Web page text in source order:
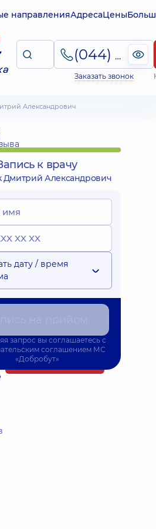
направленияАдресаЦены
(044) 495-2-888
Заказать звонок
Александрович
Запись к врачу
к врачу
Дмитрий Александрович
дату / время
запрос вы соглашаетесь с
соглашением МС
«Добробут»